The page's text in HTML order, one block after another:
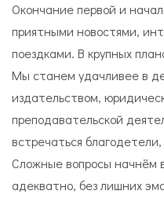
Окончание первой и
приятными новостями,
поездками. В крупных
Мы станем удачливее в
издательством,
преподавательской
встречаться
Сложные вопросы начнём
адекватно, без лишних